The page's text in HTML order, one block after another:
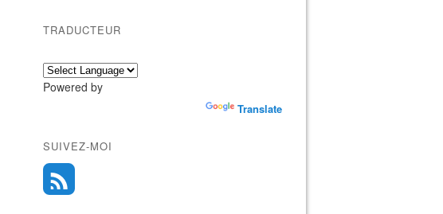
TRADUCTEUR
Powered by
Translate
SUIVEZ-MOI